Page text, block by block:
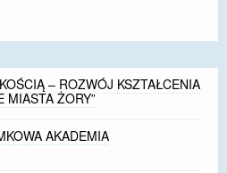
– ROZWÓJ KSZTAŁCENIA
MIASTA ŻORY”
AKADEMIA